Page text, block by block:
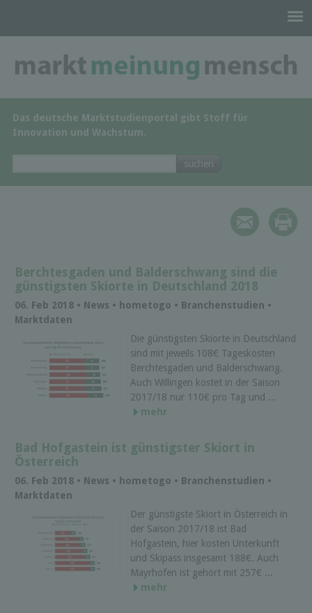
Das deutsche Marktstudienportal gibt Stoff für
Innovation und Wachstum.
Berchtesgaden und Balderschwang sind die
günstigsten Skiorte in Deutschland 2018
06. Feb 2018 • News • hometogo • Branchenstudien •
Marktdaten
Die günstigsten Skiorte in Deutschland
sind mit jeweils 108€ Tageskosten
Berchtesgaden und Balderschwang.
Auch Willingen kostet in der Saison
2017/18 nur 110€ pro Tag und ...
mehr
Bad Hofgastein ist günstigster Skiort in
Österreich
06. Feb 2018 • News • hometogo • Branchenstudien •
Marktdaten
Der günstigste Skiort in Österreich in
der Saison 2017/18 ist Bad
Hofgastein, hier kosten Unterkunft
und Skipass insgesamt 188€. Auch
Mayrhofen ist gehört mit 257€ ...
mehr